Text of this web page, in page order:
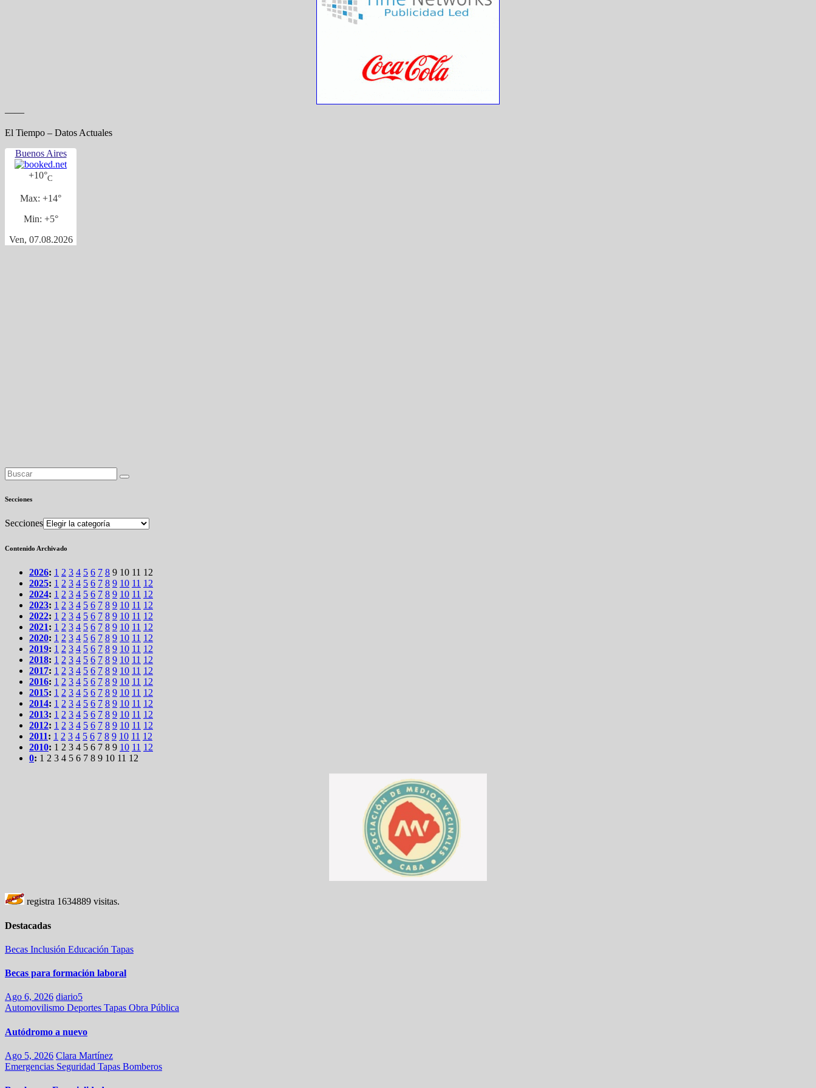
——
El Tiempo – Datos Actuales
Buenos Aires
+10°C
Max: +14°
Min: +5°
Ven, 07.08.2026
Secciones
Secciones
Contenido Archivado
2026: 1 2 3 4 5 6 7 8 9 10 11 12
2025: 1 2 3 4 5 6 7 8 9 10 11 12
2024: 1 2 3 4 5 6 7 8 9 10 11 12
2023: 1 2 3 4 5 6 7 8 9 10 11 12
2022: 1 2 3 4 5 6 7 8 9 10 11 12
2021: 1 2 3 4 5 6 7 8 9 10 11 12
2020: 1 2 3 4 5 6 7 8 9 10 11 12
2019: 1 2 3 4 5 6 7 8 9 10 11 12
2018: 1 2 3 4 5 6 7 8 9 10 11 12
2017: 1 2 3 4 5 6 7 8 9 10 11 12
2016: 1 2 3 4 5 6 7 8 9 10 11 12
2015: 1 2 3 4 5 6 7 8 9 10 11 12
2014: 1 2 3 4 5 6 7 8 9 10 11 12
2013: 1 2 3 4 5 6 7 8 9 10 11 12
2012: 1 2 3 4 5 6 7 8 9 10 11 12
2011: 1 2 3 4 5 6 7 8 9 10 11 12
2010: 1 2 3 4 5 6 7 8 9 10 11 12
0: 1 2 3 4 5 6 7 8 9 10 11 12
registra 1634889 visitas.
Destacadas
Becas Inclusión Educación Tapas
Becas para formación laboral
Ago 6, 2026 diario5
Automovilismo Deportes Tapas Obra Pública
Autódromo a nuevo
Ago 5, 2026 Clara Martínez
Emergencias Seguridad Tapas Bomberos